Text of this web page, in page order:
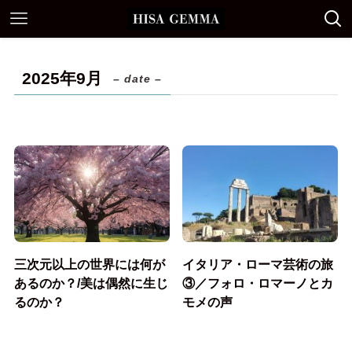
2025年9月 – date –
三次元以上の世界には何が
あるのか？/美は偶然に生じ
るのか？
イタリア・ローマ芸術の旅
③／フォロ・ロマーノとカ
モメの声